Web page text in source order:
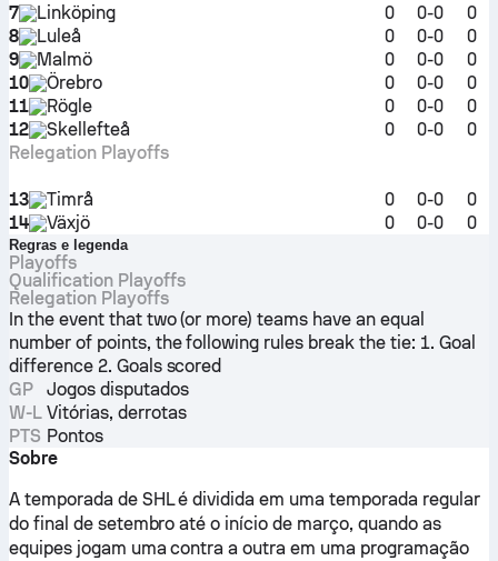
7 Linköping 0 0-0
0
8
Luleå 0 0-0
0
9
Malmö 0 0-0
0
10
Örebro 0 0-0
0
11
Rögle 0 0-0
0
12
Skellefteå 0 0-0
0
Relegation Playoffs
13 Timrå 0 0-0
0
14
Växjö 0 0-0 0
Regras e legenda
Playoffs
Qualification Playoffs
Relegation Playoffs
In the event that two (or more) teams have an equal
number of points, the following rules break the tie: 1. Goal
difference 2. Goals scored
GP
Jogos disputados
W-L Vitórias, derrotas
PTS Pontos
Sobre
A temporada de SHL é dividida em uma temporada regular
do final de setembro até o início de março, quando as
equipes jogam uma contra a outra em uma programação